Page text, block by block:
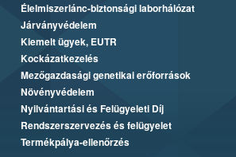
Élelmiszerlánc-biztonsági laborhálózat
Járványvédelem
Kiemelt ügyek, EUTR
Kockázatkezelés
Mezőgazdasági genetikai erőforrások
Növényvédelem
Nyilvántartási és Felügyeleti Díj
Rendszerszervezés és felügyelet
Termékpálya-ellenőrzés